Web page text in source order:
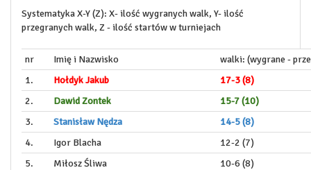
Systematyka X-Y (Z): X- ilość wygranych walk, Y- ilość
przegranych walk, Z - ilość startów w turniejach
nr Imię i Nazwisko
walki: (wygrane -
1.
Hołdyk Jakub
17-3 (8)
2.
Dawid Zontek
15-7 (10)
3.
Stanisław Nędza
14-5 (8)
4.
Igor Blacha
12-2 (7)
5.
Miłosz Śliwa
10-6 (8)